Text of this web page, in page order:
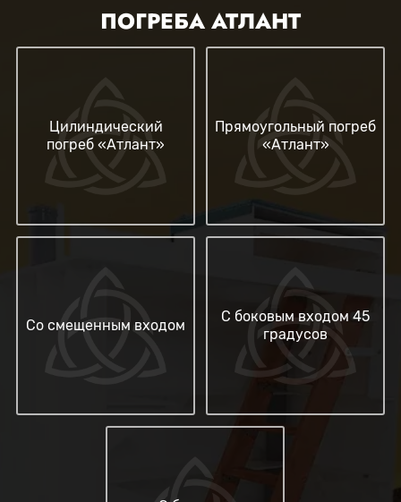
ПОГРЕБА АТЛАНТ
Цилиндический
погреб «Атлант»
Прямоугольный погреб
«Атлант»
Со смещенным входом
С боковым входом 45
градусов